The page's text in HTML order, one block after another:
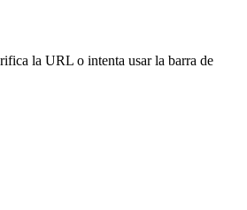
la URL o intenta usar la barra de